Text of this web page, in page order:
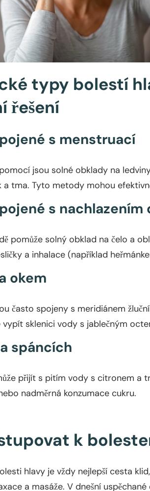
typy bolestí
řešení
s menstruací
jsou solné obklady na
a tma. Tyto metody mohou
s nachlazením
pomůže solný obklad na čelo a
a inhalace (například
okem
často spojeny s meridiánem
sklenici vody s jablečným
spáncích
přijít s pitím vody s citronem a
nadměrná konzumace cukru.
k
hlavy je vždy nejlepší cesta
a masáže. V dnešní